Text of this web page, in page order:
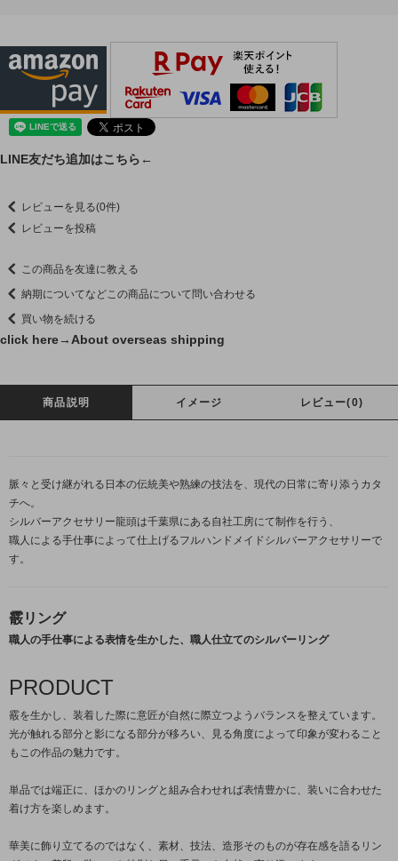
LINE友だち追加はこちら←
レビューを見る(0件)
レビューを投稿
この商品を友達に教える
納期についてなどこの商品について問い合わせる
買い物を続ける
click here→About overseas shipping
商品説明 イメージ レビュー(0)
脈々と受け継がれる日本の伝統美や熟練の技法を、現代の日常に寄り添うカタ
チへ。
シルバーアクセサリー龍頭は千葉県にある自社工房にて制作を行う、
職人による手仕事によって仕上げるフルハンドメイドシルバーアクセサリーで
す。
霰リング
職人の手仕事による表情を生かした、職人仕立てのシルバーリング
PRODUCT
霰を生かし、装着した際に意匠が自然に際立つようバランスを整えています。
光が触れる部分と影になる部分が移ろい、見る角度によって印象が変わること
もこの作品の魅力です。
単品では端正に、ほかのリングと組み合わせれば表情豊かに、装いに合わせた
着け方を楽しめます。
華美に飾り立てるのではなく、素材、技法、造形そのものが存在感を語るリン